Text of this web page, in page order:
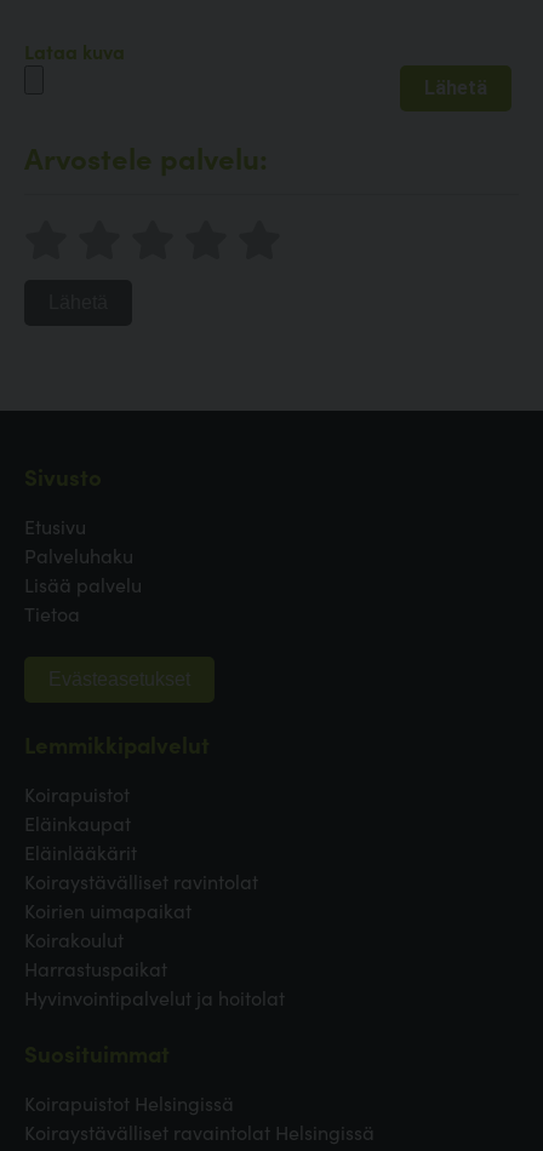
Lataa kuva
Arvostele palvelu:
Etusivu
Palveluhaku
Lisää palvelu
Tietoa
Evästeasetukset
Koirapuistot
Eläinkaupat
Eläinlääkärit
Koiraystävälliset ravintolat
Koirien uimapaikat
Koirakoulut
Harrastuspaikat
Hyvinvointipalvelut ja hoitolat
Koirapuistot Helsingissä
Koiraystävälliset ravaintolat Helsingissä